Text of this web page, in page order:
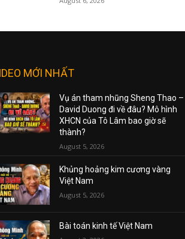
MỚI NHẤT
Vụ án tham nhũng Sheng Thao –
David Duong đi về đâu? Mô hình
XHCN của Tô Lâm bao giờ sẽ
thành?
August 5, 2026
Khủng hoảng kim cương vàng
Việt Nam
August 5, 2026
Bài toán kinh tế Việt Nam